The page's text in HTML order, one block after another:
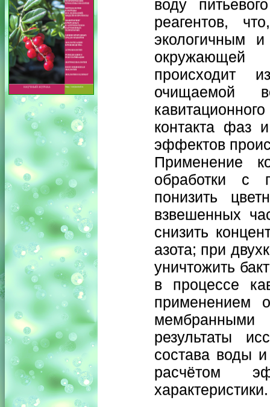
воду
реагентов,
экологичным
окружающей
происходит
очищаемой
контакта фаз
эффектов
Применение
обработки с
понизить
взвешенных
снизить
азота; при
уничтожить
в процессе
применением
результаты
состава воды
расчётом
характеристики.